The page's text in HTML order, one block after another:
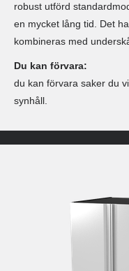
robust utförd
en mycket lång tid. Det
kombineras med
Du kan förvara:
du kan förvara saker du
synhåll.